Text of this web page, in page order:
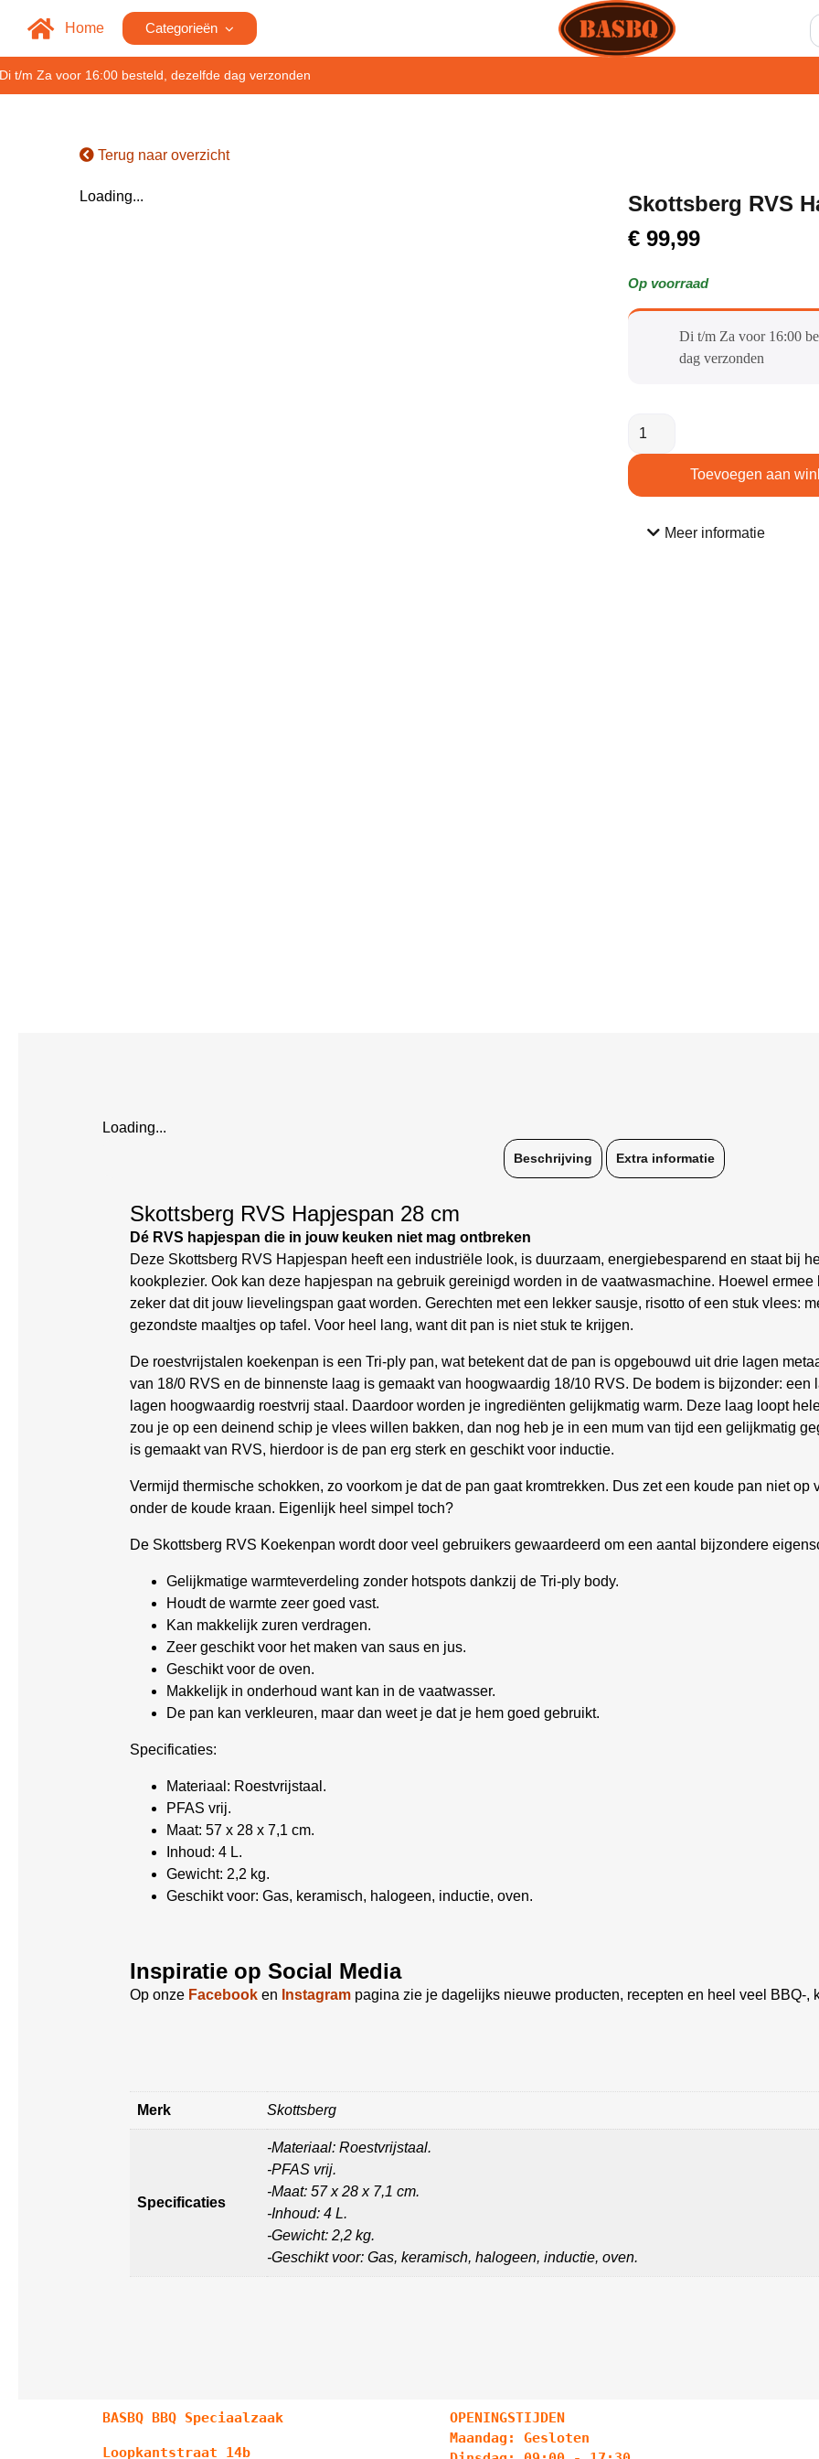
Home Categorieën
t/m Za voor 16:00 besteld, dezelfde dag verzonden
Terug naar overzicht
Loading...
Skottsberg RVS
€ 99,99
Op voorraad
Di t/m Za voor 16:00
dag verzonden​
Toevoegen aan
Meer informatie
Loading...
Beschrijving Extra informatie
Skottsberg RVS Hapjespan 28 cm
Dé RVS hapjespan die in jouw keuken niet mag ontbreken
Deze Skottsberg RVS Hapjespan heeft een industriële look, is duurzaam, energiebesparend en staat bij
kookplezier. Ook kan deze hapjespan na gebruik gereinigd worden in de vaatwasmachine. Hoewel
zeker dat dit jouw lievelingspan gaat worden. Gerechten met een lekker sausje, risotto of een stuk vlees:
gezondste maaltjes op tafel. Voor heel lang, want dit pan is niet stuk te krijgen.
De roestvrijstalen koekenpan is een Tri-ply pan, wat betekent dat de pan is opgebouwd uit drie lagen
van 18/0 RVS en de binnenste laag is gemaakt van hoogwaardig 18/10 RVS. De bodem is bijzonder:
lagen hoogwaardig roestvrij staal. Daardoor worden je ingrediënten gelijkmatig warm. Deze laag loopt
zou je op een deinend schip je vlees willen bakken, dan nog heb je in een mum van tijd een gelijkmatig
is gemaakt van RVS, hierdoor is de pan erg sterk en geschikt voor inductie.
Vermijd thermische schokken, zo voorkom je dat de pan gaat kromtrekken. Dus zet een koude pan niet
onder de koude kraan. Eigenlijk heel simpel toch?
De Skottsberg RVS Koekenpan wordt door veel gebruikers gewaardeerd om een aantal bijzondere
Gelijkmatige warmteverdeling zonder hotspots dankzij de Tri-ply body.
Houdt de warmte zeer goed vast.
Kan makkelijk zuren verdragen.
Zeer geschikt voor het maken van saus en jus.
Geschikt voor de oven.
Makkelijk in onderhoud want kan in de vaatwasser.
De pan kan verkleuren, maar dan weet je dat je hem goed gebruikt.
Specificaties:
Materiaal: Roestvrijstaal.
PFAS vrij.
Maat: 57 x 28 x 7,1 cm.
Inhoud: 4 L.
Gewicht: 2,2 kg.
Geschikt voor: Gas, keramisch, halogeen, inductie, oven.
Inspiratie op Social Media
Op onze Facebook en Instagram pagina zie je dagelijks nieuwe producten, recepten en heel veel BBQ-,
Merk Skottsberg
Specificaties
-Materiaal: Roestvrijstaal.
-PFAS vrij.
-Maat: 57 x 28 x 7,1 cm.
-Inhoud: 4 L.
-Gewicht: 2,2 kg.
-Geschikt voor: Gas, keramisch, halogeen, inductie, oven.
BASBQ BBQ Speciaalzaak
Loopkantstraat 14b
OPENINGSTIJDEN
Maandag: Gesloten